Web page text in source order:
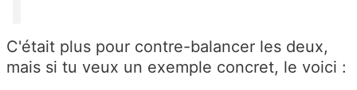
C'était plus pour contre-balancer les deux,
mais si tu veux un exemple concret, le voici :